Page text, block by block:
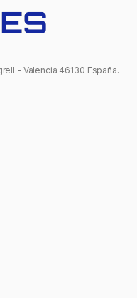
- Valencia 46130 España.